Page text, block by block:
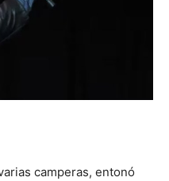
camperas, entonó